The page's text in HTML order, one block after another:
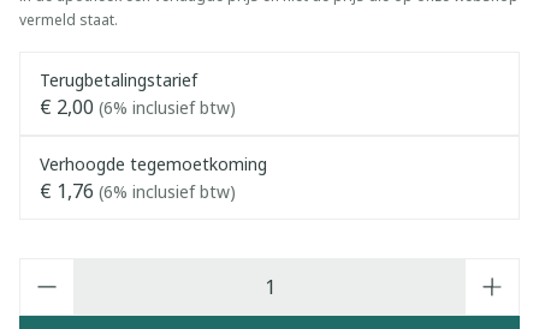
vermeld staat.
Terugbetalingstarief
€ 2,00 (6% inclusief btw)
Verhoogde tegemoetkoming
€ 1,76 (6% inclusief btw)